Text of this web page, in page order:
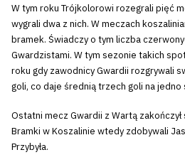
W tym roku Trójkolorowi rozegrali pięć
wygrali dwa z nich. W meczach
bramek. Świadczy o tym liczba
Gwardzistami. W tym sezonie takich
roku gdy zawodnicy Gwardii rozgrywali
goli, co daje średnią trzech goli na jedno
Ostatni mecz Gwardii z Wartą
Bramki w Koszalinie wtedy zdobywali
Przybyła.